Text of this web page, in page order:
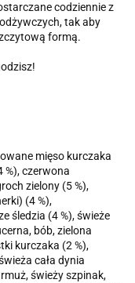
codziennie z
tak aby
formą.
mięso kurczaka
%), czerwona
zielony (5 %),
(4 %),
śledzia (4 %), świeże
bób, zielona
kurczaka (2 %),
cała dynia
świeży szpinak,